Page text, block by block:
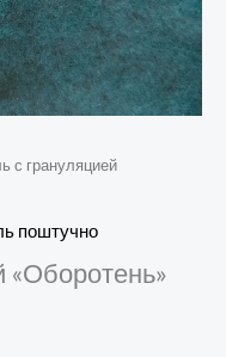
с грануляцией
поштучно
«Оборотень»